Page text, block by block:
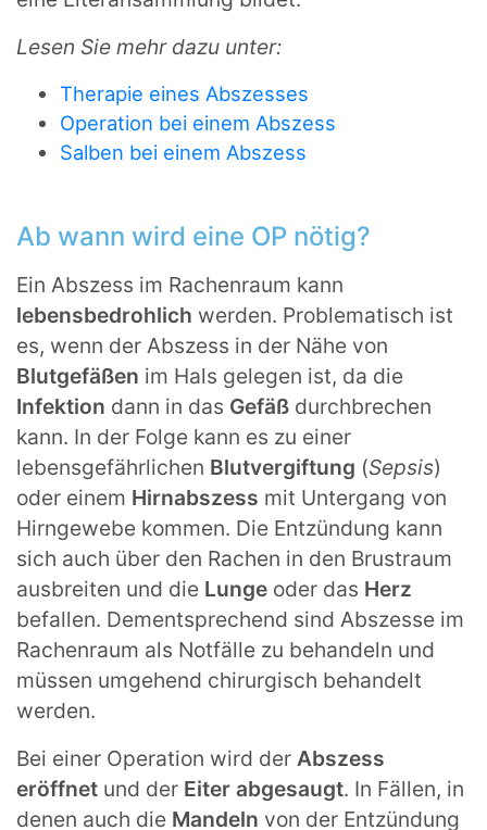
Lesen Sie mehr dazu unter:
Therapie eines Abszesses
Operation bei einem Abszess
Salben bei einem Abszess
Ab wann wird eine OP nötig?
Ein Abszess im Rachenraum kann
lebensbedrohlich werden. Problematisch ist
es, wenn der Abszess in der Nähe von
Blutgefäßen im Hals gelegen ist, da die
Infektion dann in das Gefäß durchbrechen
kann. In der Folge kann es zu einer
lebensgefährlichen Blutvergiftung (Sepsis)
oder einem Hirnabszess mit Untergang von
Hirngewebe kommen. Die Entzündung kann
sich auch über den Rachen in den Brustraum
ausbreiten und die Lunge oder das Herz
befallen. Dementsprechend sind Abszesse im
Rachenraum als Notfälle zu behandeln und
müssen umgehend chirurgisch behandelt
werden.
Bei einer Operation wird der Abszess
eröffnet und der Eiter abgesaugt. In Fällen, in
denen auch die Mandeln von der Entzündung